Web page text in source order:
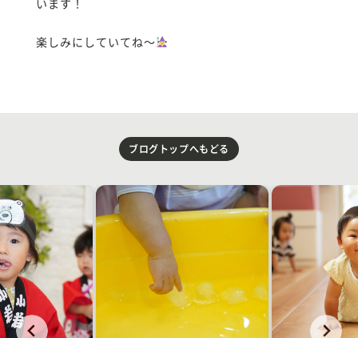
楽しみにしていてね〜
ブログトップへもどる